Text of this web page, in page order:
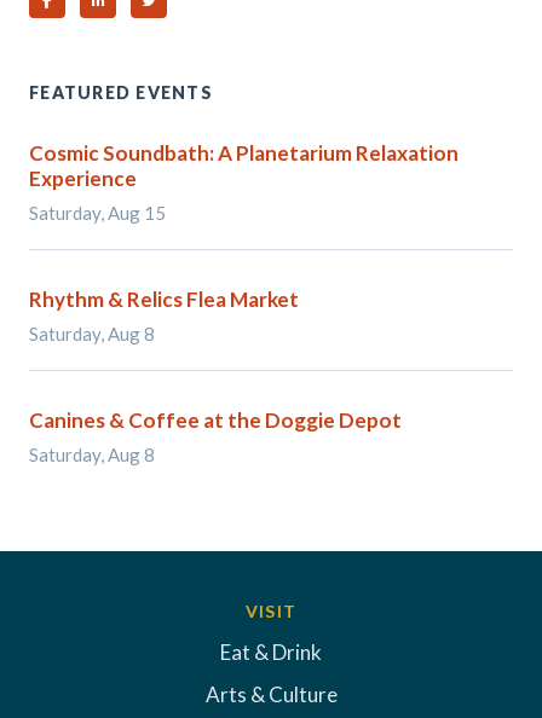
FEATURED EVENTS
Cosmic Soundbath: A Planetarium Relaxation
Experience
Saturday, Aug 15
Rhythm & Relics Flea Market
Saturday, Aug 8
Canines & Coffee at the Doggie Depot
Saturday, Aug 8
VISIT
Eat & Drink
Arts & Culture